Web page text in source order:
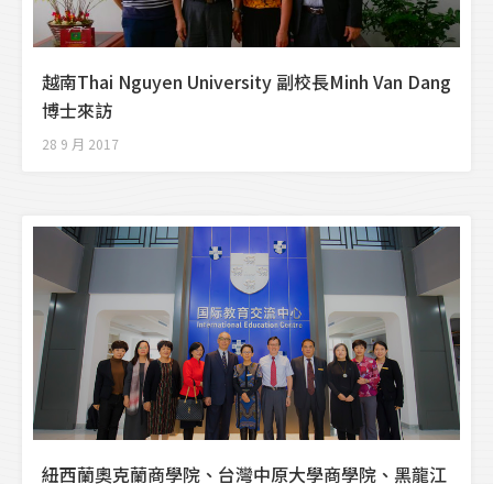
越南Thai Nguyen University 副校長Minh Van Dang
博士來訪
28 9 月 2017
紐西蘭奧克蘭商學院、台灣中原大學商學院、黑龍江